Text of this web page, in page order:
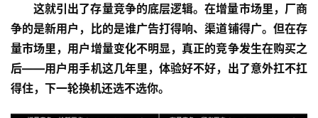
专
栏
专
题
这就引出了存量竞争的底层逻辑。在增量市场里，厂商
争的是新用户，比的是谁广告打得响、渠道铺得广。但在存
量市场里，用户增量变化不明显，真正的竞争发生在购买之
后——用户用手机这几年里，体验好不好，出了意外扛不扛
得住，下一轮换机还选不选你。